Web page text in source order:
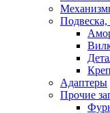
Подвеска,
Адаптеры
Прочие